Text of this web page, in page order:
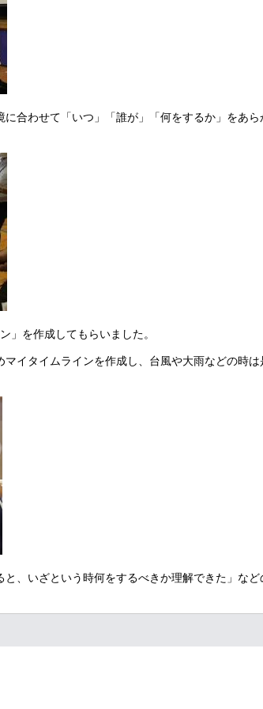
合わせて「いつ」「誰が」「何をするか」をあ
」を作成してもらいました。
イタイムラインを作成し、台風や大雨などの時は
、いざという時何をするべきか理解できた」など